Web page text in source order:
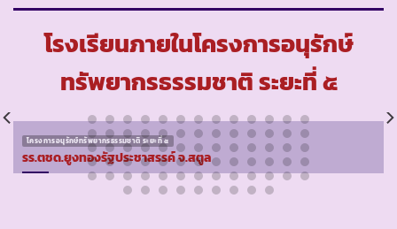
โรงเรียนภายในโครงการอนุรักษ์
ทรัพยากรธรรมชาติ ระยะที่ ๕
โครงการอนุรักษ์ทรัพยากรธรรมชาติ ระยะที่ ๕
รร.ตชด.ยูงทองรัฐประชาสรรค์ จ.สตูล